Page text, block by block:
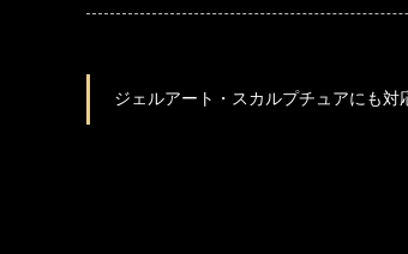
ジェルアート・スカルプチュアにも